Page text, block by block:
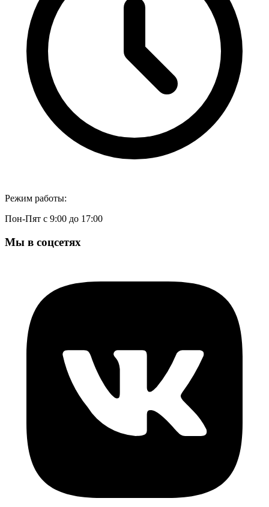
Режим работы:
Пон-Пят с 9:00 до 17:00
Мы в соцсетях